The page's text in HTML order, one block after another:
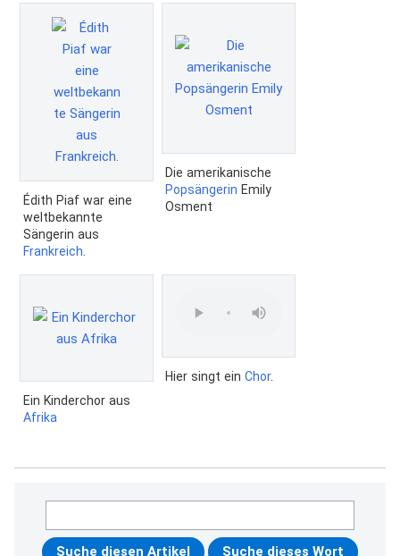
Édith Piaf war eine
weltbekannte
Sängerin aus
Frankreich
Die amerikanische
Popsängerin Emily
Osment
Ein Kinderchor aus
Afrika
Hier singt ein Chor.